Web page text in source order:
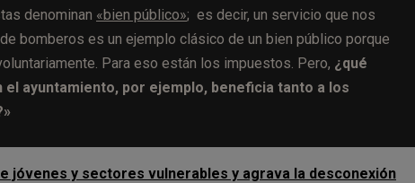
denominan «bien público»; es decir, un servicio que nos
bomberos es un ejemplo clásico de un bien público porque
Para eso están los impuestos. Pero, ¿qué
ayuntamiento, por ejemplo, beneficia tanto a los
jóvenes y sectores vulnerables y agrava la desconexión